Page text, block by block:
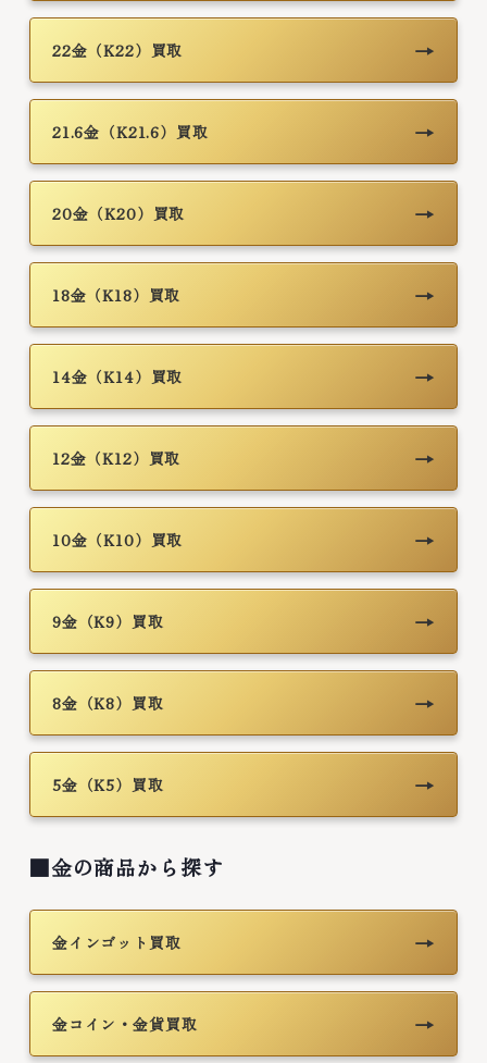
22金（K22）買取 →
21.6金（K21.6）買取 →
20金（K20）買取 →
18金（K18）買取 →
14金（K14）買取 →
12金（K12）買取 →
10金（K10）買取 →
9金（K9）買取 →
8金（K8）買取 →
5金（K5）買取 →
■金の商品から探す
金インゴット買取 →
金コイン・金貨買取 →